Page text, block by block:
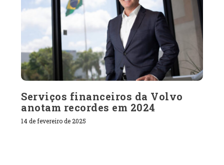
Serviços financeiros da Volvo
anotam recordes em 2024
14 de fevereiro de 2025